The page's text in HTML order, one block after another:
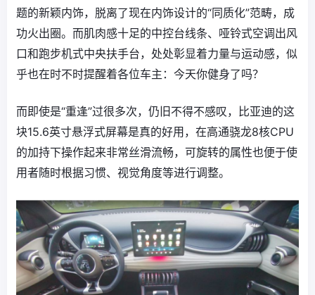
题的新颖内饰，脱离了现在内饰设计的“同质化”范畴，成
功火出圈。而肌肉感十足的中控台线条、哑铃式空调出风
口和跑步机式中央扶手台，处处彰显着力量与运动感，似
乎也在时不时提醒着各位车主：今天你健身了吗？
而即使是“重逢”过很多次，仍旧不得不感叹，比亚迪的这
块15.6英寸悬浮式屏幕是真的好用，在高通骁龙8核CPU
的加持下操作起来非常丝滑流畅，可旋转的属性也便于使
用者随时根据习惯、视觉角度等进行调整。